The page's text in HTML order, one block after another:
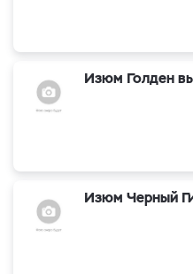
Изюм Голден
Изюм Черный